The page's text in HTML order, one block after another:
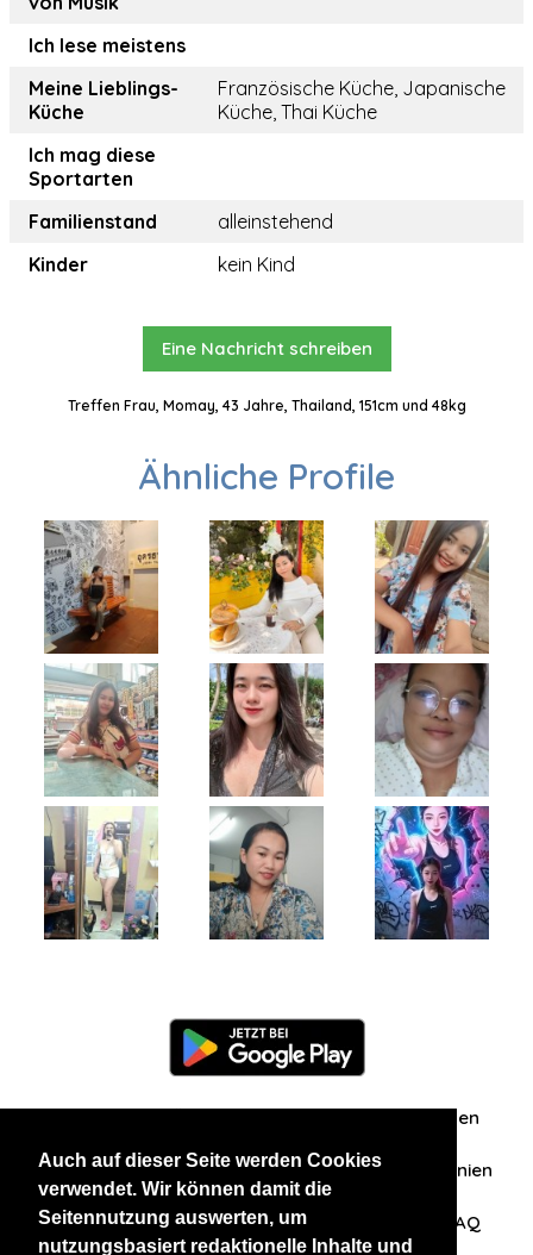
Auch auf dieser Seite werden Cookies
verwendet. Wir können damit die
Seitennutzung auswerten, um
nutzungsbasiert redaktionelle Inhalte und
Ich lese meistens
Meine Lieblings-
Küche
Französische Küche, Japanische
Küche, Thai Küche
Ich mag diese
Sportarten
Familienstand
alleinstehend
Kinder
kein Kind
Eine Nachricht schreiben
Treffen Frau, Momay, 43 Jahre, Thailand, 151cm und 48kg
Ähnliche Profile
Zuschriften/Erfahrungen
Datenschutzerklärung AGB Datenschutzrichtlinien
Nehmen Sie Kontakt mit uns auf FAQ